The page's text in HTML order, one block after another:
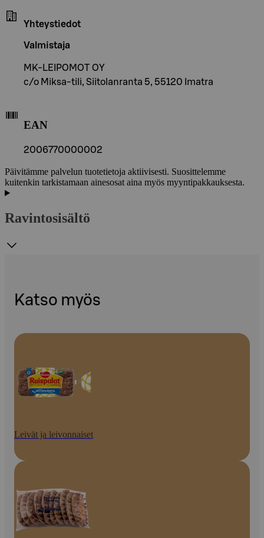
Yhteystiedot
Valmistaja
MK-LEIPOMOT OY
c/o Miksa-tili, Siitolanranta 5, 55120 Imatra
EAN
2006770000002
Päivitämme palvelun tuotetietoja aktiivisesti. Suosittelemme
kuitenkin tarkistamaan ainesosat aina myös myyntipakkauksesta.
Ravintosisältö
Katso myös
Leivät ja leivonnaiset